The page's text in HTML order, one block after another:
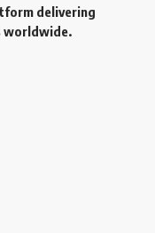
delivering
worldwide.